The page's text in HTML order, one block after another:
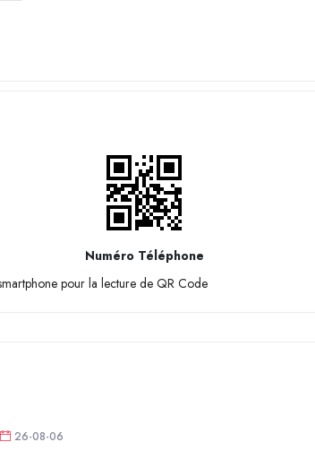
Numéro Téléphone
pour la lecture de QR Code
26-08-06